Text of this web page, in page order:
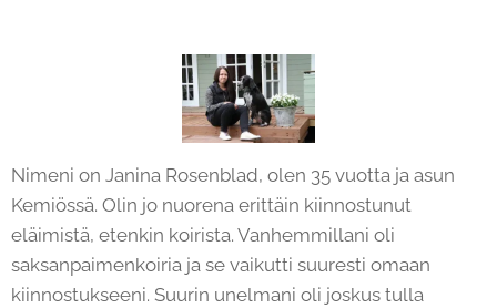
Nimeni on Janina Rosenblad, olen 35 vuotta ja asun
Kemiössä. Olin jo nuorena erittäin kiinnostunut
eläimistä, etenkin koirista. Vanhemmillani oli
saksanpaimenkoiria ja se vaikutti suuresti omaan
kiinnostukseeni. Suurin unelmani oli joskus tulla